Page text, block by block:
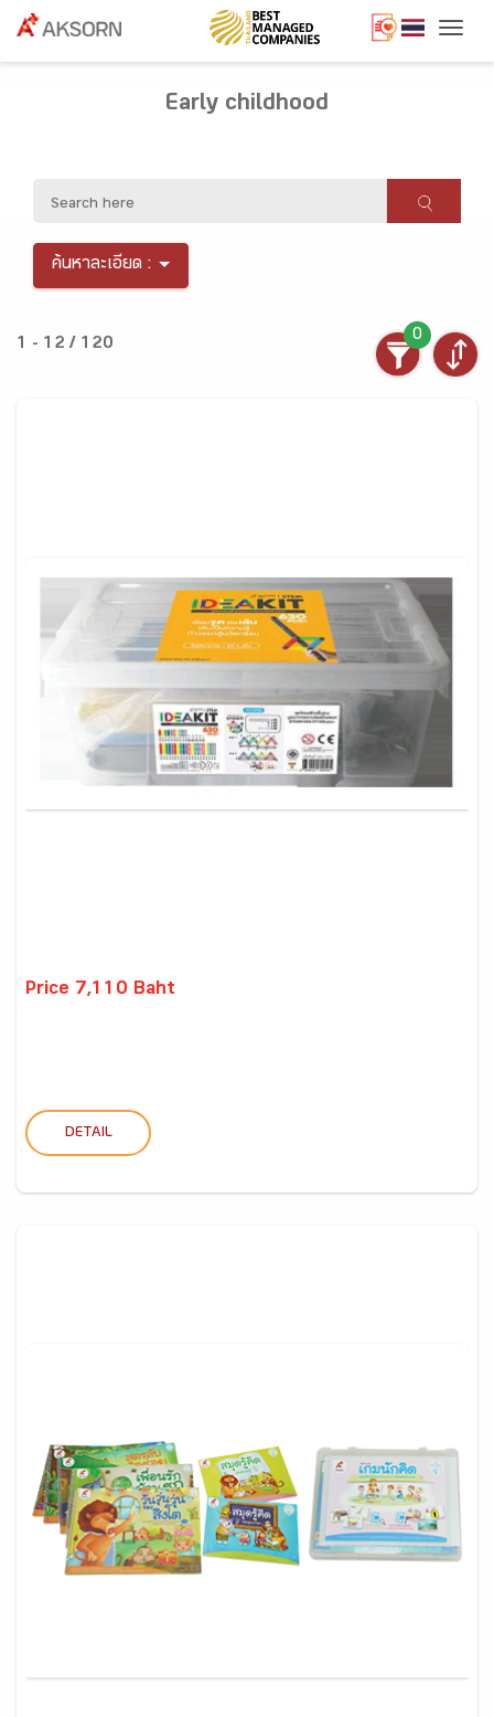
Early childhood
ค้นหาละเอียด :
1 - 12 / 120
0
Price 7,110 Baht
DETAIL